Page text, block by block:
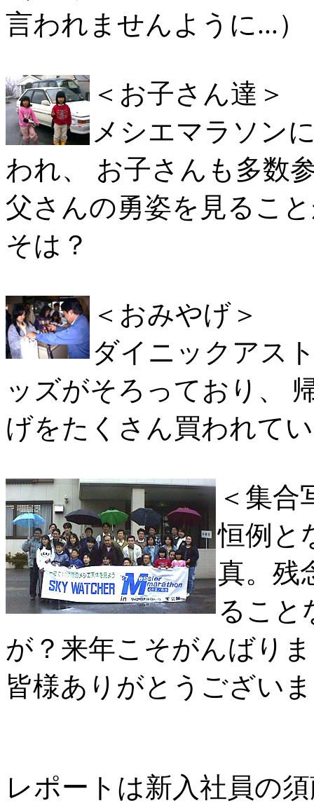
言われませんように...）
＜お子さん達＞
メシエマラソン
われ、 お子さんも多数
父さんの勇姿を見るこ
そは？
＜おみやげ＞
ダイニックアス
ッズがそろっており、
げをたくさん買われて
＜集合
恒例と
真。残
ること
が？来年こそがんばり
皆様ありがとうござい
レポートは新入社員の